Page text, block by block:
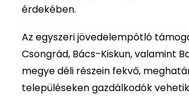
érdekében.
Az egyszeri jövedelempótló
Csongrád, Bács-Kiskun, valamint
megye déli részein fekvő,
településeken gazdálkodók